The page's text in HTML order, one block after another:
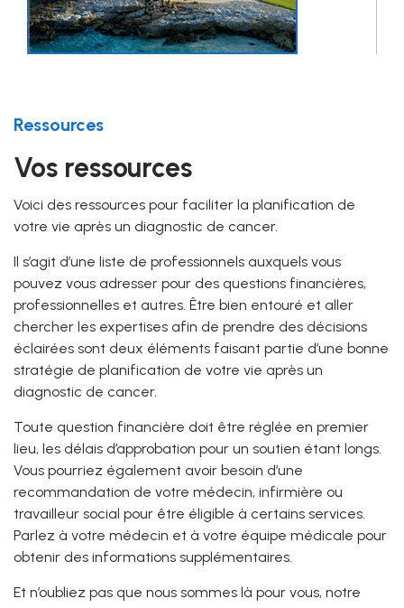
Ressources
Vos ressources
Voici des ressources pour faciliter la planification de
votre vie après un diagnostic de cancer.
Il s’agit d’une liste de professionnels auxquels vous
pouvez vous adresser pour des questions financières,
professionnelles et autres. Être bien entouré et aller
chercher les expertises afin de prendre des décisions
éclairées sont deux éléments faisant partie d’une bonne
stratégie de planification de votre vie après un
diagnostic de cancer.
Toute question financière doit être réglée en premier
lieu, les délais d’approbation pour un soutien étant longs.
Vous pourriez également avoir besoin d’une
recommandation de votre médecin, infirmière ou
travailleur social pour être éligible à certains services.
Parlez à votre médecin et à votre équipe médicale pour
obtenir des informations supplémentaires.
Et n’oubliez pas que nous sommes là pour vous, notre